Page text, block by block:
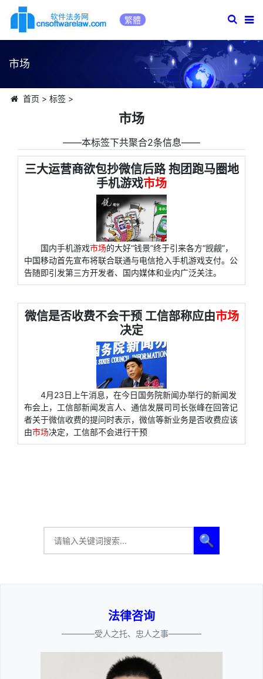
繁體
市场
首页 > 标签>
市场
――本标签下共聚合2条信息――
三大运营商欲包抄微信后路 抱团跑马圈地
手机游戏市场
国内手机游戏市场的大好“钱景”终于引来各方“觊觎”，
中国移动首先宣布将联合联通与电信抢入手机游戏支付。公
告随即引发第三方开发者、国内媒体和业内广泛关注。
微信是否收费不会干预 工信部称应由市场
决定
4月23日上午消息，在今日国务院新闻办举行的新闻发
布会上，工信部新闻发言人、通信发展司司长张峰在回答记
者关于微信收费的提问时表示，微信等新业务是否收费应该
由市场决定，工信部不会进行干预
🔍
法律咨询
————受人之托、忠人之事————